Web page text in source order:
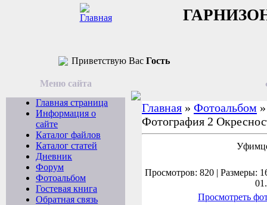
Приветствую Вас Гость
Меню сайта
Главная страница
Информация о
сайте
Каталог файлов
Каталог статей
Дневник
Форум
Фотоальбом
Гостевая книга
Обратная связь
Главная » Фотоальбом
Фотография 2
Просмотров: 820 | Размеры:
Просмотреть